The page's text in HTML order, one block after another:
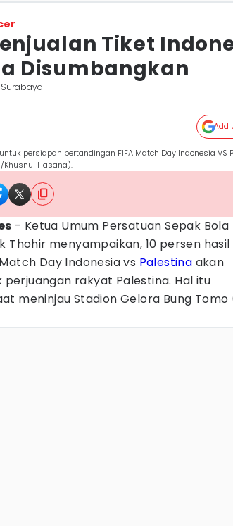
Tiket
Disumbangkan
Add
persiapan pertandingan FIFA Match Day Indonesia VS
Hasana).
- Ketua Umum Persatuan Sepak Bola
Thohir menyampaikan, 10 persen hasil
Match Day Indonesia vs Palestina akan
rakyat Palestina. Hal itu
meninjau Stadion Gelora Bung Tomo